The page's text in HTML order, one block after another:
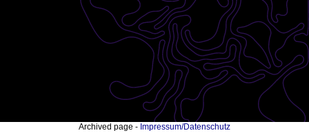
Archived page - Impressum/Datenschutz